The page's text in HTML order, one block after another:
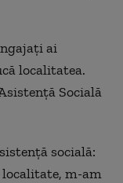
ai
localitatea.
Socială
socială:
m-am